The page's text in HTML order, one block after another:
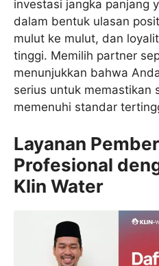
investasi jangka panjang
dalam bentuk ulasan
mulut ke mulut, dan
tinggi. Memilih partner
menunjukkan bahwa
serius untuk memastikan
memenuhi standar
Layanan
Profesional
Klin Water